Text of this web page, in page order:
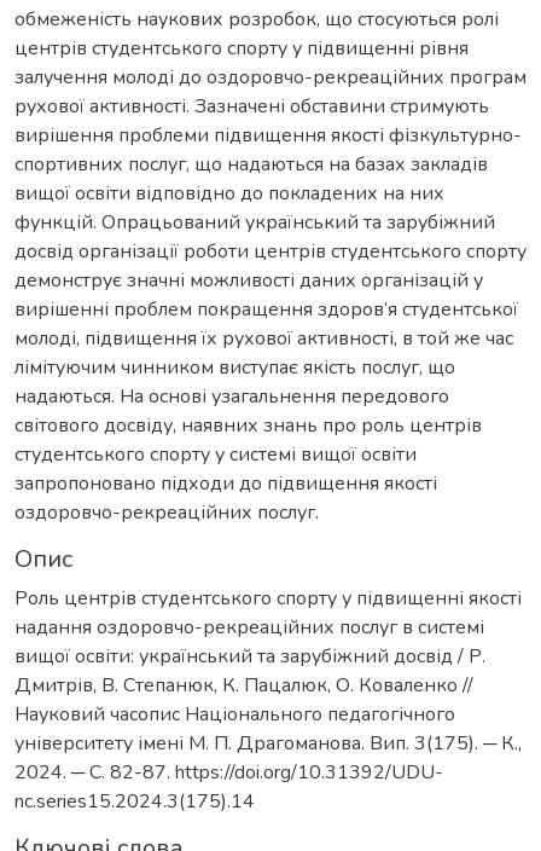
обмеженість наукових розробок, що стосуються ролі
центрів студентського спорту у підвищенні рівня
залучення молоді до оздоровчо-рекреаційних програм
рухової активності. Зазначені обставини стримують
вирішення проблеми підвищення якості фізкультурно-
спортивних послуг, що надаються на базах закладів
вищої освіти відповідно до покладених на них
функцій. Опрацьований український та зарубіжний
досвід організації роботи центрів студентського спорту
демонструє значні можливості даних організацій у
вирішенні проблем покращення здоров’я студентської
молоді, підвищення їх рухової активності, в той же час
лімітуючим чинником виступає якість послуг, що
надаються. На основі узагальнення передового
світового досвіду, наявних знань про роль центрів
студентського спорту у системі вищої освіти
запропоновано підходи до підвищення якості
оздоровчо-рекреаційних послуг.
Опис
Роль центрів студентського спорту у підвищенні якості
надання оздоровчо-рекреаційних послуг в системі
вищої освіти: український та зарубіжний досвід / Р.
Дмитрів, В. Степанюк, К. Пацалюк, О. Коваленко //
Науковий часопис Національного педагогічного
університету імені М. П. Драгоманова. Вип. 3(175). ─ К.,
2024. ─ С. 82-87. https://doi.org/10.31392/UDU-
nc.series15.2024.3(175).14